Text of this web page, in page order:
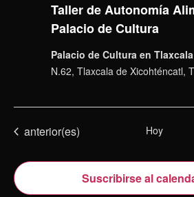
Taller de Autonomía
Palacio de Cultura
Palacio de Cultura en Tlaxcala
N.62, Tlaxcala de Xicohténcatl,
Eventos
anterior(es) Hoy
Suscribirse al